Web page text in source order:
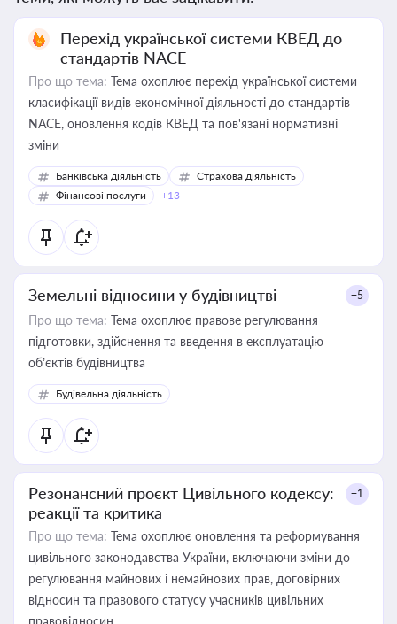
Перехід української системи КВЕД до
стандартів NACE
Про що тема: Тема охоплює перехід української системи
класифікації видів економічної діяльності до стандартів
NACE, оновлення кодів КВЕД та пов'язані нормативні
зміни
Банківська діяльність
Страхова діяльність
Фінансові послуги
+13
Земельні відносини у будівництві +5
Про що тема: Тема охоплює правове регулювання
підготовки, здійснення та введення в експлуатацію
об’єктів будівництва
Будівельна діяльність
Резонансний проєкт Цивільного кодексу:
реакції та критика
+1
Про що тема: Тема охоплює оновлення та реформування
цивільного законодавства України, включаючи зміни до
регулювання майнових і немайнових прав, договірних
відносин та правового статусу учасників цивільних
правовідносин